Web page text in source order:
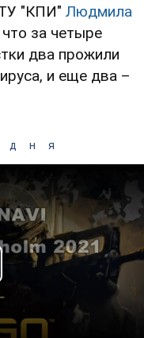
"КПИ" Людмила
за четыре
два прожили
и еще два –
дня
Video